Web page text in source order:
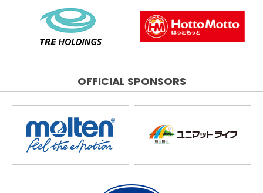
OFFICIAL SPONSORS